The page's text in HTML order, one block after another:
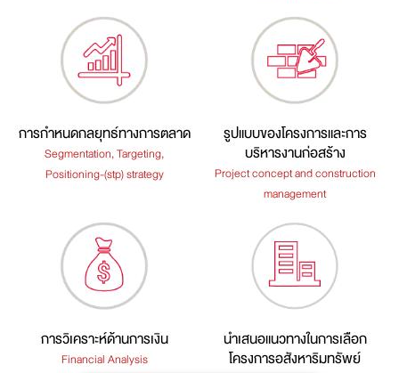
การกำหนดกลยุทธ์ทางการตลาด
Segmentation, Targeting,
Positioning-(stp) strategy
รูปแบบของโครงการและการ
บริหารงานก่อสร้าง
Project concept and construction
management
การวิเคราะห์ด้านการเงิน
Financial Analysis
นำเสนอแนวทางในการเลือก
โครงการอสังหาริมทรัพย์